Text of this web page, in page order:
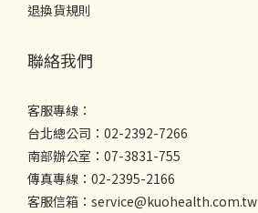
退換貨規則
聯絡我們
客服專線：
台北總公司：02-2392-7266
南部辦公室：07-3831-755
傳真專線：02-2395-2166
客服信箱：service@kuohealth.com.tw